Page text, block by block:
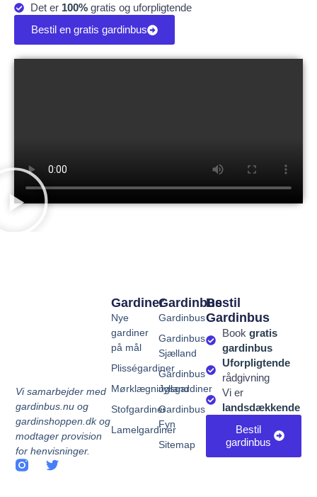
Det er 100%gratis og uforpligtende
Bestil en gratis gardinbus
Vi samarbejder med
gardinbus.nu og
gardinshoppen.dk og
modtager provision
for henvisninger.
Gardinbus
Gardinbus
Gardinbus
Sjælland
Gardinbus
Jylland
Gardinbus
Fyn
Sitemap
Gardiner
Nye
gardiner
på mål
Plisségardiner
Mørklægningsgardiner
Stofgardiner
Lamelgardiner
Bestil
Gardinbus
Book gratis
gardinbus
Uforpligtende
rådgivning
Vi er
landsdækkende
Bestil
gardinbus